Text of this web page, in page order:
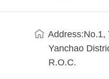
Address:No.1,
Yanchao
R.O.C.